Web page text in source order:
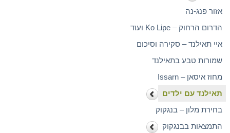
אזור פנג-נה
הדרום הרחוק – Ko Lipe ועוד
איי תאילנד – סקירה וסיכום
שמורות טבע בתאילנד
מחוז איסאן – Issarn
תאילנד עם ילדים
בחירת מלון – בנגקוק
התמצאות בבנגקוק